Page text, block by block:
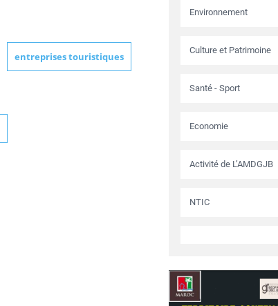
entreprises touristiques
Environnement
Culture et Patrimoine
Santé - Sport
Economie
Activité de L’AMDGJB
NTIC